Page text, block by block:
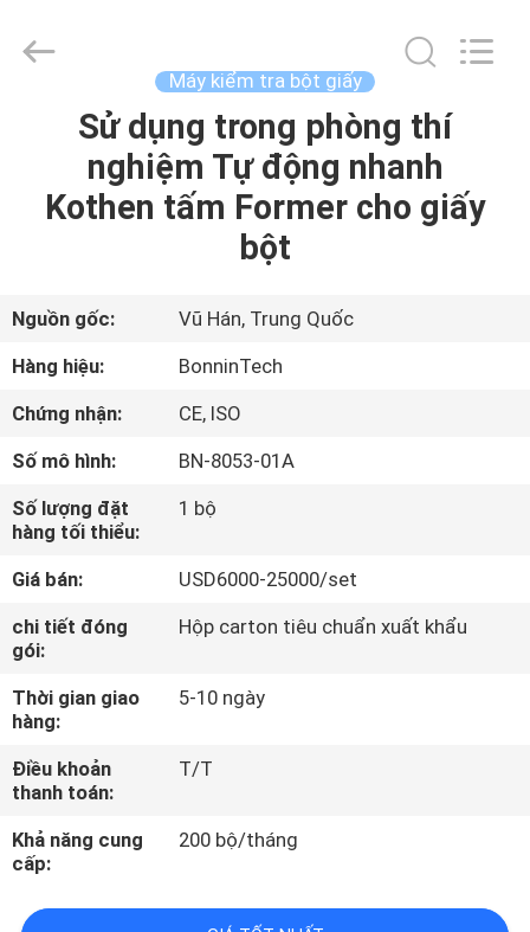
TRANG
PHẨM
VIDEO
VỀ
CHÚNG
TÔI
THAM
QUAN
NHÀ
MÁY
KIỂM
SOÁT
CHẤT
nghiệm
Technology
ECER
Máy kiểm tra bột giấy
Sử dụng trong phòng thí
nghiệm Tự động nhanh
Kothen tấm Former cho giấy
bột
Nguồn gốc:
Vũ Hán, Trung Quốc
Hàng hiệu:
BonninTech
Chứng nhận:
CE, ISO
Số mô hình:
BN-8053-01A
Số lượng đặt
hàng tối thiểu:
1 bộ
Giá bán:
USD6000-25000/set
chi tiết đóng
gói:
Hộp carton tiêu chuẩn xuất khẩu
Thời gian giao
hàng:
5-10 ngày
Điều khoản
thanh toán:
T/T
Khả năng cung
cấp:
200 bộ/tháng